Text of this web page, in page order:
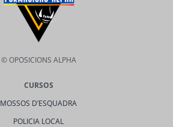
© OPOSICIONS ALPHA
CURSOS
MOSSOS D’ESQUADRA
POLICIA LOCAL